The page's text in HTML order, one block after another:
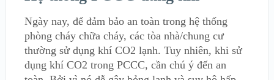
Ngày nay, để đảm bảo an toàn trong hệ thống
phòng cháy chữa cháy, các tòa nhà/chung cư
thường sử dụng khí CO2 lạnh. Tuy nhiên, khi sử
dụng khí CO2 trong PCCC, cần chú ý đến an